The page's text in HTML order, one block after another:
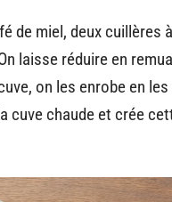
de miel, deux
laisse réduire en
on les enrobe en
cuve chaude et crée